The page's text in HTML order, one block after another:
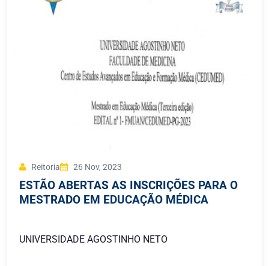
Reitoria 26 Nov, 2023
ESTÃO ABERTAS AS INSCRIÇÕES PARA O
MESTRADO EM EDUCAÇÃO MÉDICA
UNIVERSIDADE AGOSTINHO NETO